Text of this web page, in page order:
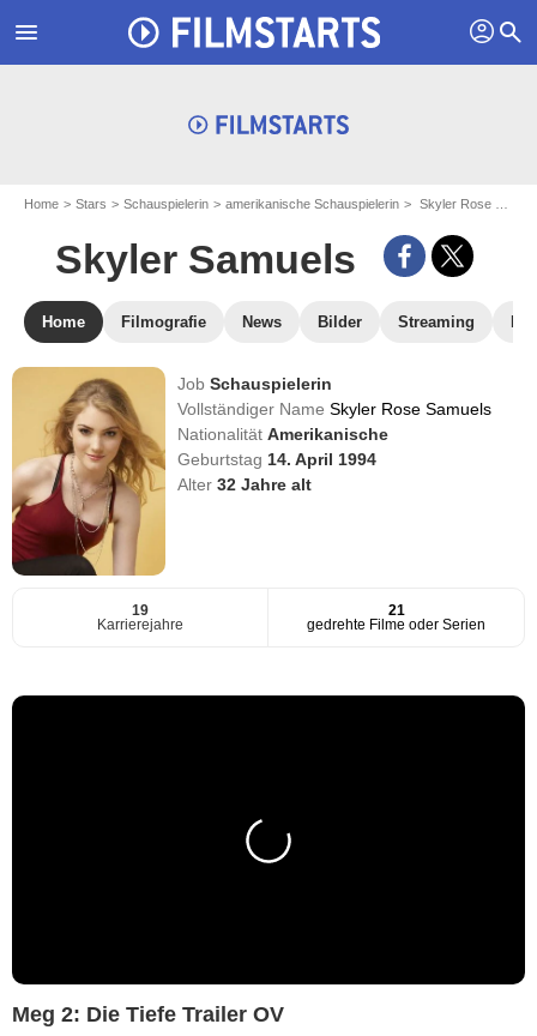
menu profil search
Home Stars Schauspielerin amerikanische Schauspielerin Skyler Rose Samuels - aka : Skyler Samuels
Skyler Samuels
Home Filmografie News Bilder Streaming
JobSchauspielerin
Vollständiger NameSkyler Rose Samuels
NationalitätAmerikanische
Geburtstag 14. April 1994
Alter32 Jahre alt
19
Karrierejahre
21
gedrehte Filme oder Serien
Meg 2: Die Tiefe Trailer OV